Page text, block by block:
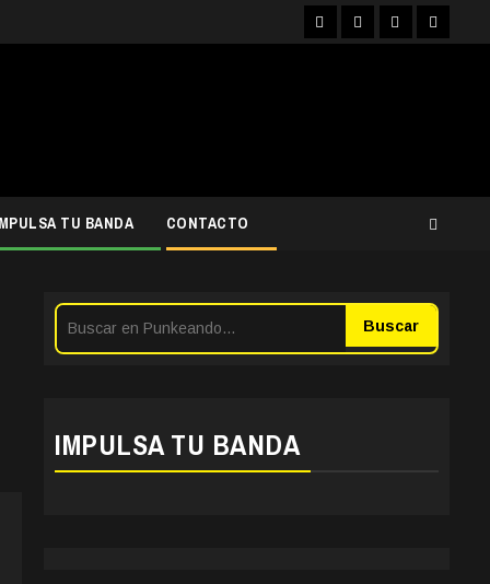
FacebookInstagram
YouTubeTwitter
TU BANDA CONTACTO
Buscar
IMPULSA TU BANDA